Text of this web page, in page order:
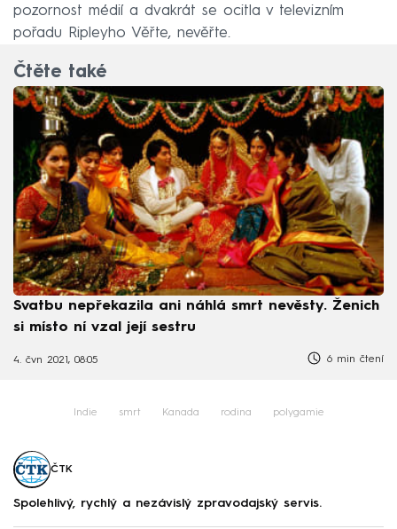
pozornost médií a dvakrát se ocitla v televizním
pořadu Ripleyho Věřte, nevěřte.
Čtěte také
Svatbu nepřekazila ani náhlá smrt nevěsty. Ženich
si místo ní vzal její sestru
4. čvn 2021, 08:05 6 min čtení
Indie smrt Kanada rodina polygamie
ČTK
Spolehlivý, rychlý a nezávislý zpravodajský servis.